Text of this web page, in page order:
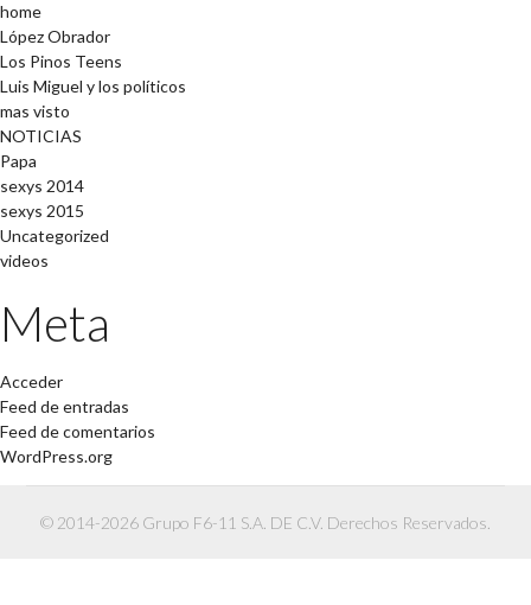
home
López Obrador
Los Pinos Teens
Luis Miguel y los políticos
mas visto
NOTICIAS
Papa
sexys 2014
sexys 2015
Uncategorized
videos
Meta
Acceder
Feed de entradas
Feed de comentarios
WordPress.org
© 2014-2026 Grupo F6-11 S.A. DE C.V. Derechos Reservados.